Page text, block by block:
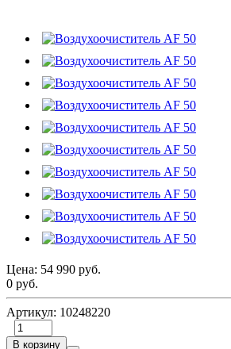
Цена: 54 990 руб.
0 руб.
Артикул: 10248220
В корзину